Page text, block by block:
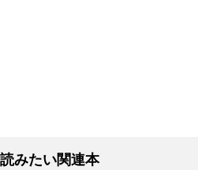
みたい関連本